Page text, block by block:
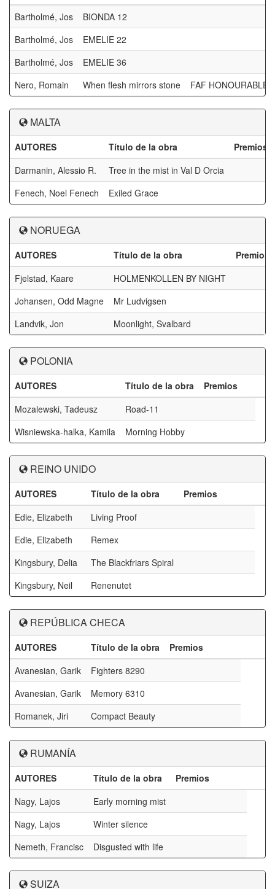
Bartholmé, Jos
BIONDA 12
Bartholmé, Jos
EMELIE 22
Bartholmé, Jos
EMELIE 36
Nero, Romain
When flesh mirrors stone FAF HONOURABLE
MALTA
AUTORES Título de la obra
Premios
Darmanin, Alessio R.
Tree in the mist in Val D Orcia
Fenech, Noel Fenech
Exiled Grace
NORUEGA
AUTORES Título de la obra
Premios
Fjelstad, Kaare
HOLMENKOLLEN BY NIGHT
Johansen, Odd Magne
Mr Ludvigsen
Landvik, Jon
Moonlight, Svalbard
POLONIA
AUTORES Título de la obra
Premios
Mozalewski, Tadeusz
Road-11
Wisniewska-halka, Kamila
Morning Hobby
REINO UNIDO
AUTORES Título de la obra
Premios
Edie, Elizabeth
Living Proof
Edie, Elizabeth
Remex
Kingsbury, Delia
The Blackfriars Spiral
Kingsbury, Neil
Renenutet
REPÚBLICA CHECA
AUTORES Título de la obra
Premios
Avanesian, Garik
Fighters 8290
Avanesian, Garik
Memory 6310
Romanek, Jiri
Compact Beauty
RUMANÍA
AUTORES Título de la obra
Premios
Nagy, Lajos
Early morning mist
Nagy, Lajos
Winter silence
Nemeth, Francisc
Disgusted with life
SUIZA